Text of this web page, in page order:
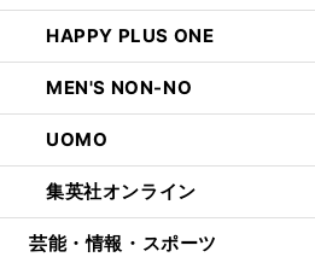
HAPPY PLUS ONE
MEN'S NON-NO
UOMO
集英社オンライン
芸能・情報・スポーツ